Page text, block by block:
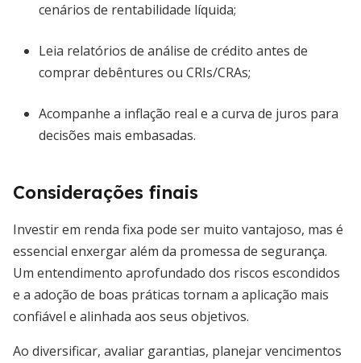
cenários de rentabilidade líquida;
Leia relatórios de análise de crédito antes de
comprar debêntures ou CRIs/CRAs;
Acompanhe a inflação real e a curva de juros para
decisões mais embasadas.
Considerações finais
Investir em renda fixa pode ser muito vantajoso, mas é
essencial enxergar além da promessa de segurança.
Um entendimento aprofundado dos riscos escondidos
e a adoção de boas práticas tornam a aplicação mais
confiável e alinhada aos seus objetivos.
Ao diversificar, avaliar garantias, planejar vencimentos